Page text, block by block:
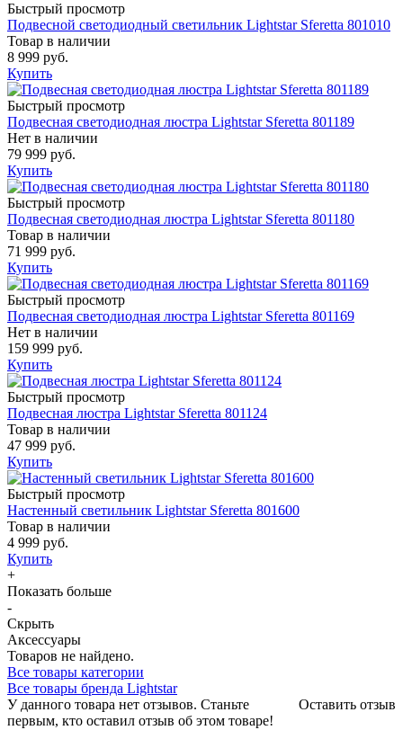
Быстрый просмотр
Подвесной светодиодный светильник Lightstar Sferetta 801010
Товар в наличии
8 999 руб.
Купить
Быстрый просмотр
Подвесная светодиодная люстра Lightstar Sferetta 801189
Нет в наличии
79 999 руб.
Купить
Быстрый просмотр
Подвесная светодиодная люстра Lightstar Sferetta 801180
Товар в наличии
71 999 руб.
Купить
Быстрый просмотр
Подвесная светодиодная люстра Lightstar Sferetta 801169
Нет в наличии
159 999 руб.
Купить
Быстрый просмотр
Подвесная люстра Lightstar Sferetta 801124
Товар в наличии
47 999 руб.
Купить
Быстрый просмотр
Настенный светильник Lightstar Sferetta 801600
Товар в наличии
4 999 руб.
Купить
+
Показать больше
-
Скрыть
Аксессуары
Товаров не найдено.
Все товары категории
Все товары бренда Lightstar
Оставить отзыв
У данного товара нет отзывов. Станьте
первым, кто оставил отзыв об этом товаре!